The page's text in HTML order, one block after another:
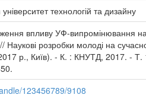
технологій та дизайну
впливу УФ-випромінювання на
Наукові розробки молоді на
р., Київ). - К. : КНУТД, 2017. - Т.
123456789/9108